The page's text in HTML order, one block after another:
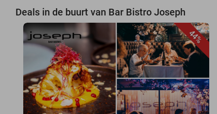
Deals in de buurt van Bar Bistro Joseph
44%